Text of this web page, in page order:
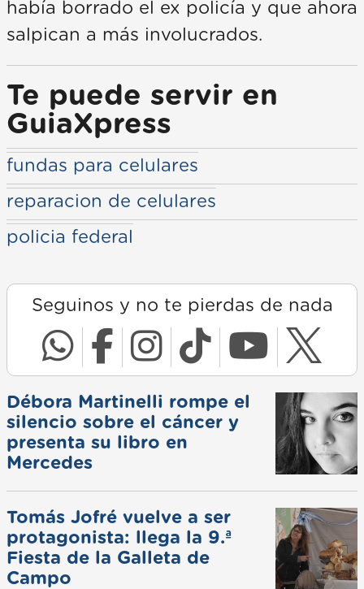
había borrado el ex policía y que ahora
salpican a más involucrados.
Te puede servir en
GuiaXpress
fundas para celulares
reparacion de celulares
policia federal
Seguinos y no te pierdas de nada
Débora Martinelli rompe el
silencio sobre el cáncer y
presenta su libro en
Mercedes
Tomás Jofré vuelve a ser
protagonista: llega la 9.ª
Fiesta de la Galleta de
Campo